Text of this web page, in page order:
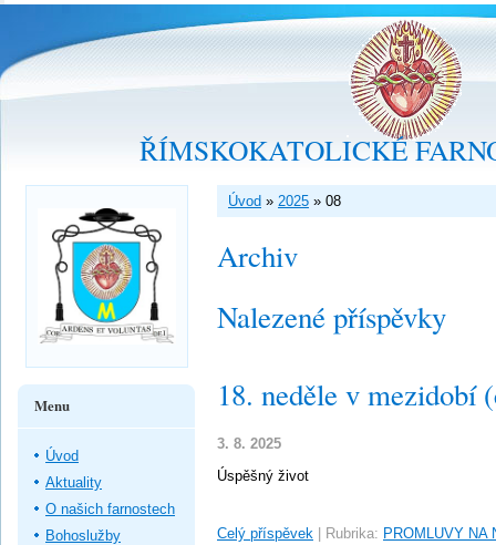
ŘÍMSKOKATOLICKÉ
Úvod » 2025 » 08
Archiv
Nalezené příspěvky
18. neděle v mezidobí
3. 8. 2025
Úspěšný život
Celý příspěvek Rubrika: PROMLUVY NA
Menu
Úvod
Aktuality
O našich farnostech
Bohoslužby